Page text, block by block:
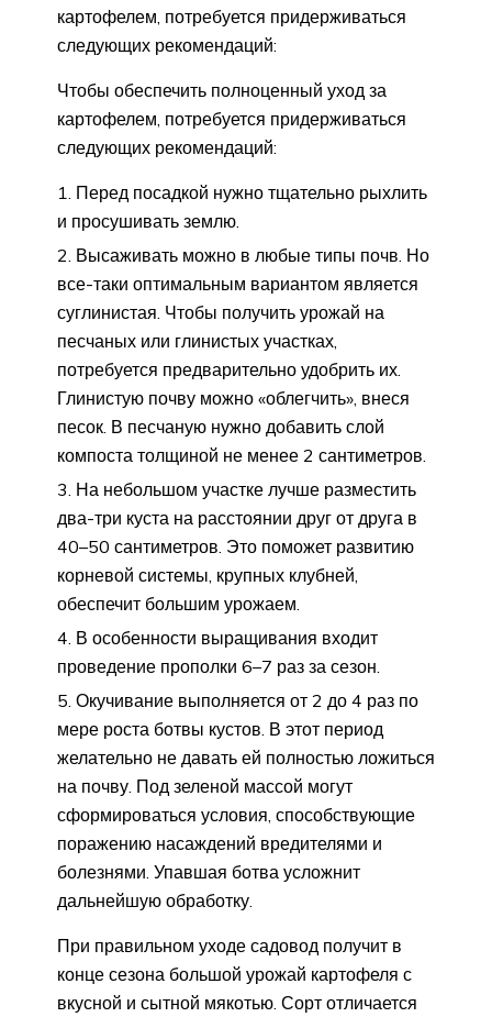
картофелем, потребуется придерживаться
следующих рекомендаций:
Чтобы обеспечить полноценный уход за
картофелем, потребуется придерживаться
следующих рекомендаций:
Перед посадкой нужно тщательно рыхлить
и просушивать землю.
Высаживать можно в любые типы почв. Но
все-таки оптимальным вариантом является
суглинистая. Чтобы получить урожай на
песчаных или глинистых участках,
потребуется предварительно удобрить их.
Глинистую почву можно «облегчить», внеся
песок. В песчаную нужно добавить слой
компоста толщиной не менее 2 сантиметров.
На небольшом участке лучше разместить
два-три куста на расстоянии друг от друга в
40–50 сантиметров. Это поможет развитию
корневой системы, крупных клубней,
обеспечит большим урожаем.
В особенности выращивания входит
проведение прополки 6–7 раз за сезон.
Окучивание выполняется от 2 до 4 раз по
мере роста ботвы кустов. В этот период
желательно не давать ей полностью ложиться
на почву. Под зеленой массой могут
сформироваться условия, способствующие
поражению насаждений вредителями и
болезнями. Упавшая ботва усложнит
дальнейшую обработку.
При правильном уходе садовод получит в
конце сезона большой урожай картофеля с
вкусной и сытной мякотью. Сорт отличается